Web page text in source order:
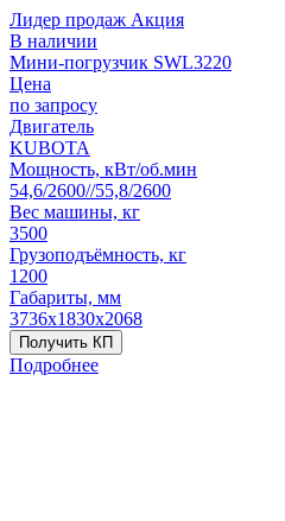
Лидер продаж Акция
В наличии
Мини-погрузчик SWL3220
Цена
по запросу
Двигатель
KUBOTA
Мощность, кВт/об.мин
54,6/2600//55,8/2600
Вес машины, кг
3500
Грузоподъёмность, кг
1200
Габариты, мм
3736х1830х2068
Получить КП
Подробнее